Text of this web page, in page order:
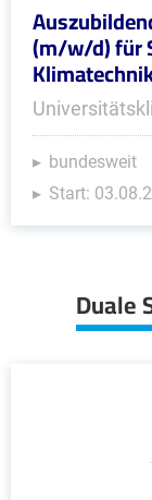
(m/w/d) für
bundesweit
Start:
Duale